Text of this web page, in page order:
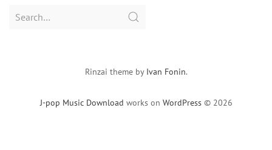
Search
J-pop Music Download works on WordPress © 2026
Rinzai theme by Ivan Fonin.